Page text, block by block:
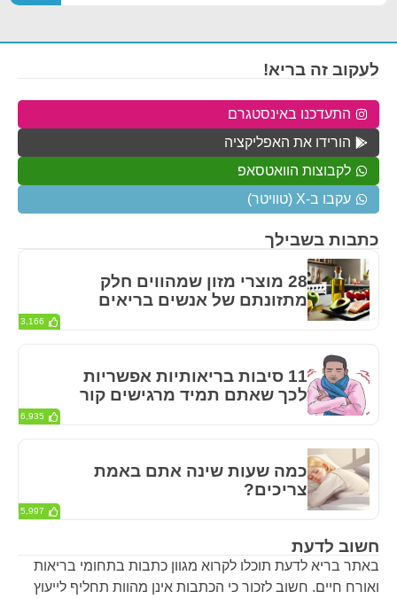
חשוב לדעת
באתר בריא לדעת תוכלו לקרוא מגוון כתבות בתחומי בריאות
ואורח חיים. חשוב לזכור כי הכתבות אינן מהוות תחליף לייעוץ
כתבות בשבילך
28 מוצרי מזון שמהווים חלק
מתזונתם של אנשים בריאים
3,166
11 סיבות בריאותיות אפשריות
לכך שאתם תמיד מרגישים קור
6,935
כמה שעות שינה אתם באמת
צריכים?
5,997
לעקוב זה בריא!
התעדכנו באינסטגרם
הורידו את האפליקציה
לקבוצות הוואטסאפ
עקבו ב-X (טוויטר)